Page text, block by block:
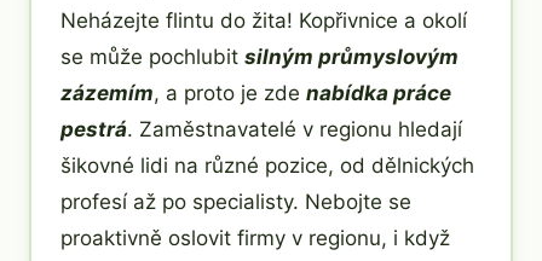
Neházejte flintu do žita! Kopřivnice a okolí
se může pochlubit silným průmyslovým
zázemím, a proto je zde nabídka práce
pestrá. Zaměstnavatelé v regionu hledají
šikovné lidi na různé pozice, od dělnických
profesí až po specialisty. Nebojte se
proaktivně oslovit firmy v regionu, i když